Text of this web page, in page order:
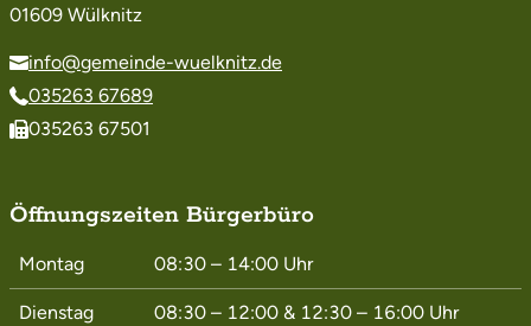
01609 Wülknitz
info@gemeinde-wuelknitz.de
035263 67689
035263 67501
Öffnungszeiten Bürgerbüro
Montag 08:30 – 14:00 Uhr
Dienstag 08:30 – 12:00 & 12:30 – 16:00 Uhr